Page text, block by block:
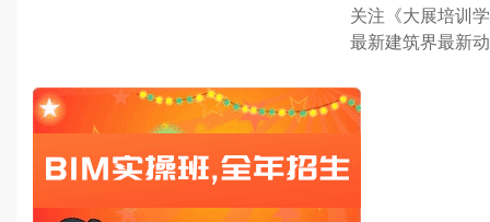
关注《大展培训
最新建筑界最新